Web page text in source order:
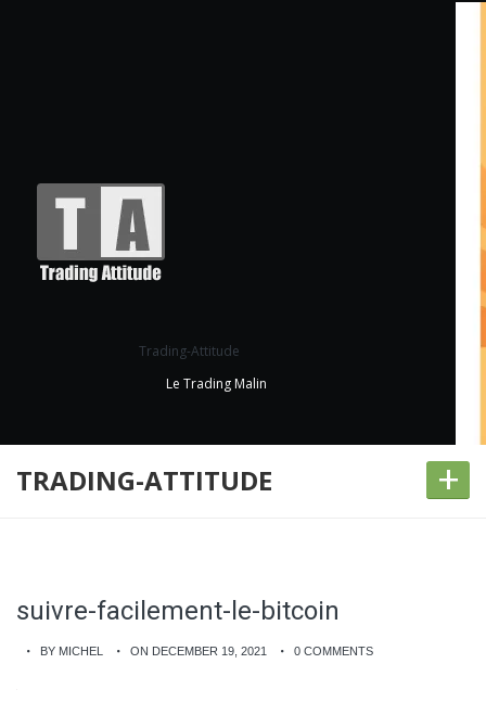
Trading-Attitude
Le Trading Malin
TRADING-ATTITUDE +
suivre-facilement-le-bitcoin
BY MICHEL ON DECEMBER 19, 2021 0 COMMENTS